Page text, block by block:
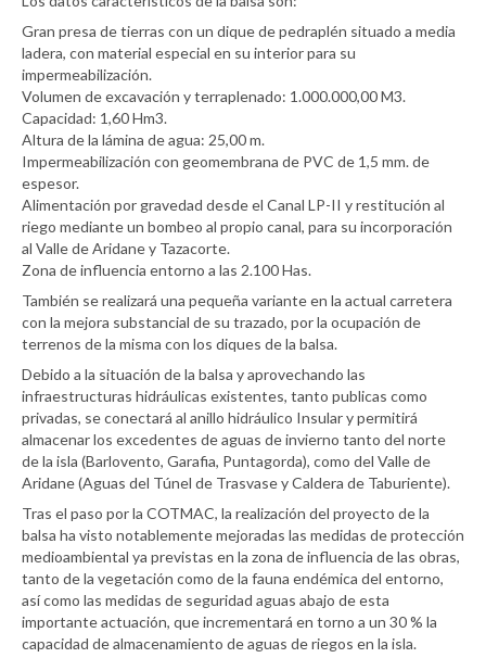
Gran presa de tierras con un dique de pedraplén situado a media
ladera, con material especial en su interior para su
impermeabilización.
Volumen de excavación y terraplenado: 1.000.000,00 M3.
Capacidad: 1,60 Hm3.
Altura de la lámina de agua: 25,00 m.
Impermeabilización con geomembrana de PVC de 1,5 mm. de
espesor.
Alimentación por gravedad desde el Canal LP-II y restitución al
riego mediante un bombeo al propio canal, para su incorporación
al Valle de Aridane y Tazacorte.
Zona de influencia entorno a las 2.100 Has.
También se realizará una pequeña variante en la actual carretera
con la mejora substancial de su trazado, por la ocupación de
terrenos de la misma con los diques de la balsa.
Debido a la situación de la balsa y aprovechando las
infraestructuras hidráulicas existentes, tanto publicas como
privadas, se conectará al anillo hidráulico Insular y permitirá
almacenar los excedentes de aguas de invierno tanto del norte
de la isla (Barlovento, Garafia, Puntagorda), como del Valle de
Aridane (Aguas del Túnel de Trasvase y Caldera de Taburiente).
Tras el paso por la COTMAC, la realización del proyecto de la
balsa ha visto notablemente mejoradas las medidas de protección
medioambiental ya previstas en la zona de influencia de las obras,
tanto de la vegetación como de la fauna endémica del entorno,
así como las medidas de seguridad aguas abajo de esta
importante actuación, que incrementará en torno a un 30 % la
capacidad de almacenamiento de aguas de riegos en la isla.